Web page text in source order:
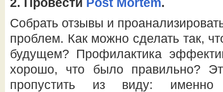
Собрать отзывы и
проблем. Как можно сделать так,
будущем? Профилактика
хорошо, что было правильно?
пропустить из виду: